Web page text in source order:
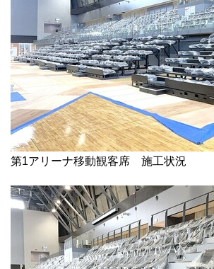
第1アリーナ移動観客席 施工状況